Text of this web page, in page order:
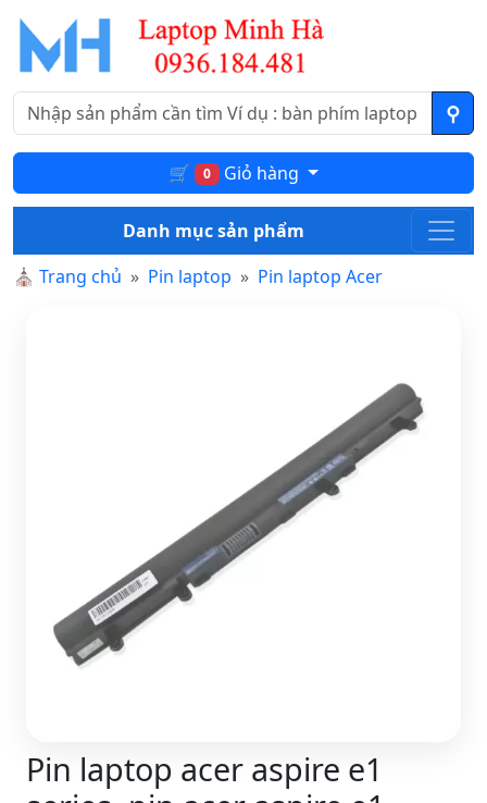
🛒 0 Giỏ hàng
Danh mục sản phẩm
⛪ Trang chủ Pin laptop Pin laptop Acer
Pin laptop acer aspire e1